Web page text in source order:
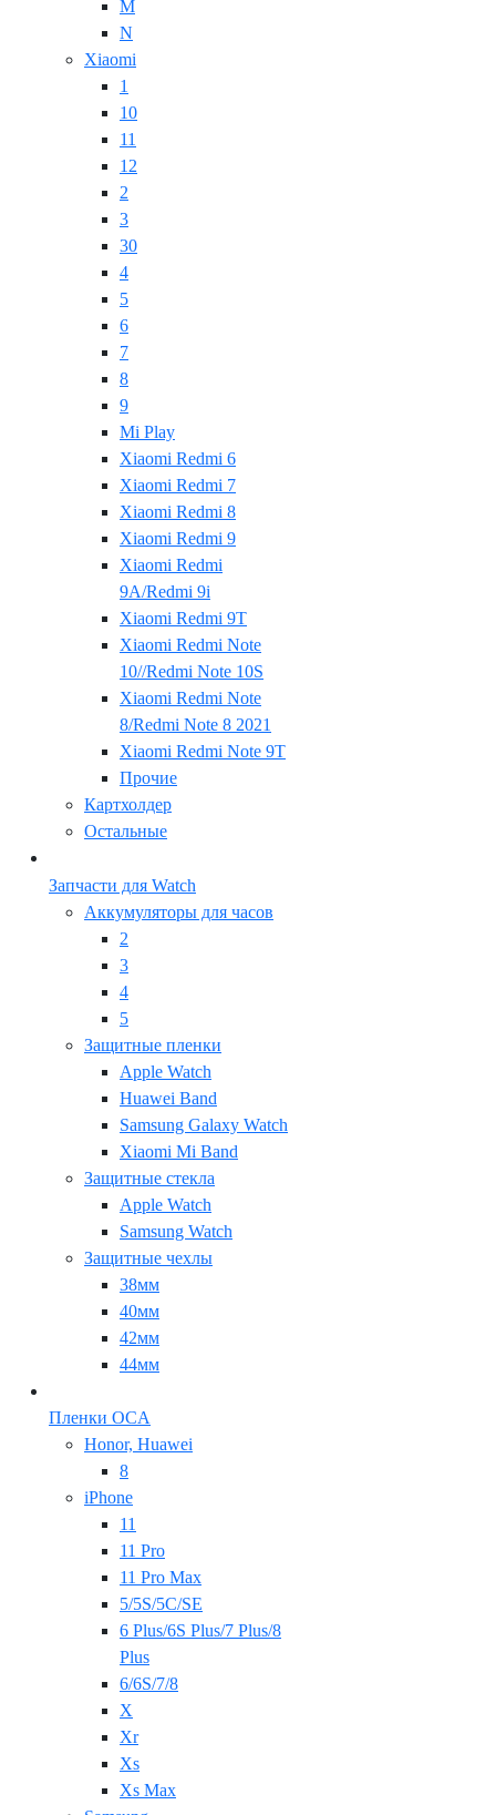
M
N
Xiaomi
1
10
11
12
2
3
30
4
5
6
7
8
9
Mi Play
Xiaomi Redmi 6
Xiaomi Redmi 7
Xiaomi Redmi 8
Xiaomi Redmi 9
Xiaomi Redmi
9A/Redmi 9i
Xiaomi Redmi 9T
Xiaomi Redmi Note
10//Redmi Note 10S
Xiaomi Redmi Note
8/Redmi Note 8 2021
Xiaomi Redmi Note 9T
Прочие
Картхолдер
Остальные
Запчасти для Watch
Аккумуляторы для часов
2
3
4
5
Защитные пленки
Apple Watch
Huawei Band
Samsung Galaxy Watch
Xiaomi Mi Band
Защитные стекла
Apple Watch
Samsung Watch
Защитные чехлы
38мм
40мм
42мм
44мм
Пленки OCA
Honor, Huawei
8
iPhone
11
11 Pro
11 Pro Max
5/5S/5C/SE
6 Plus/6S Plus/7 Plus/8
Plus
6/6S/7/8
X
Xr
Xs
Xs Max